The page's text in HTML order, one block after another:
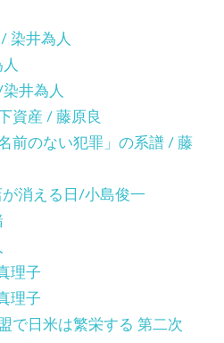
染井為人
井為人
資産 / 藤原良
前のない犯罪」の系譜 / 藤
消える日/小島俊一
理子
理子
で日米は繁栄する 第二次